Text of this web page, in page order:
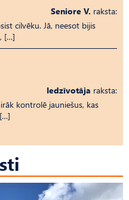
Seniore V. raksta:
cilvēku. Jā, neesot bijis
[…]
Iedzīvotāja raksta:
kontrolē jauniešus, kas